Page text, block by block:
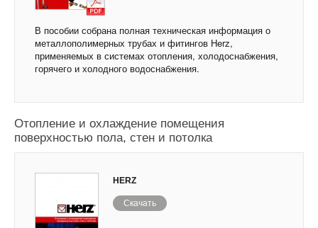
В пособии собрана полная техническая информация о
металлополимерных трубах и фитингов Herz,
применяемых в системах отопления, холодоснабжения,
горячего и холодного водоснабжения.
Отопление и охлаждение помещения
поверхностью пола, стен и потолка
HERZ
Скачать